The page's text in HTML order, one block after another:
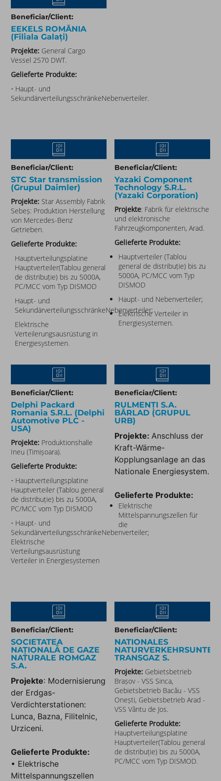
Beneficiar/Client:
EEKELS ROMÂNIA
(Filiala Galați)
Projekte: General Cargo
Vessel 2570 DWT.
Gelieferte Produkte:
• Haupt- und
SekundärverteilungsschränkeNebenverteiler.
Beneficiar/Client:
STC Star transmission
(Grupul Daimler)​
Projekte: Star Assembly Fabrik
Sebeș: Produktion Herstellung
von Mercedes-Benz
Getrieben.
Gelieferte Produkte:
Hauptverteilungsplatine
Hauptverteiler(Tablou general
de distribuție) bis zu 5000A,
PC/MCC vom Typ DISMOD
Haupt- und
SekundärverteilungsschränkeNebenverteiler;
Elektrische
Verteilerungsausrüstung in
Energiesystemen.
Beneficiar/Client:
Yazaki Component
Technology S.R.L.
(Yazaki Corporation)​
Projekte: Fabrik für elektrische
und elektronische
Fahrzeugkomponenten, Arad.
Gelieferte Produkte:
Hauptverteiler (Tablou
general de distribuție) bis zu
5000A, PC/MCC vom Typ
DISMOD
Haupt- und Nebenverteiler;
Elektrische Verteiler in
Energiesystemen.
Beneficiar/Client:
Delphi Packard
Romania S.R.L. (Delphi
Automotive PLC -
USA)
Projekte: Produktionshalle
Ineu (Timișoara).
Gelieferte Produkte:
• Hauptverteilungsplatine
Hauptverteiler (Tablou general
de distribuție) bis zu 5000A,
PC/MCC vom Typ DISMOD
• Haupt- und
SekundärverteilungsschränkeNebenverteiler;
Elektrische
Verteilungsausrüstung
Verteiler in Energiesystemen
Beneficiar/Client:
RULMENȚI S.A.
BÂRLAD (GRUPUL
URB)
Projekte: Anschluss der
Kraft-Wärme-
Kopplungsanlage an das
Nationale Energiesystem.
Gelieferte Produkte:
Elektrische
Mittelspannungszellen für
die
Beneficiar/Client:
SOCIETATEA
NAȚIONALĂ DE GAZE
NATURALE ROMGAZ
S.A.
Projekte: Modernisierung
der Erdgas-
Verdichterstationen:
Lunca, Bazna, Filitelnic,
Urziceni.
Gelieferte Produkte:
• Elektrische
Mittelspannungszellen
Beneficiar/Client:
NATIONALES
TRANSGAZ S.
Projekte: Gebietsbetrieb
Brașov - VSS Sinca,
Gebietsbetrieb Bacău - VSS
Onești, Gebietsbetrieb Arad -
VSS Vântu de Jos.
Gelieferte Produkte:
Hauptverteilungsplatine
Hauptverteiler(Tablou general
de distribuție) bis zu 5000A,
PC/MCC vom Typ DISMOD.